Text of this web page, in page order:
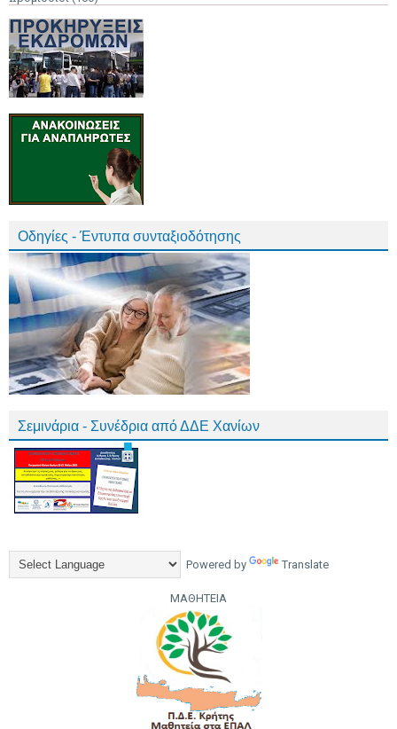
Οδηγίες - Έντυπα συνταξιοδότησης
Σεμινάρια - Συνέδρια από ΔΔΕ Χανίων
Powered by Translate
ΜΑΘΗΤΕΙΑ